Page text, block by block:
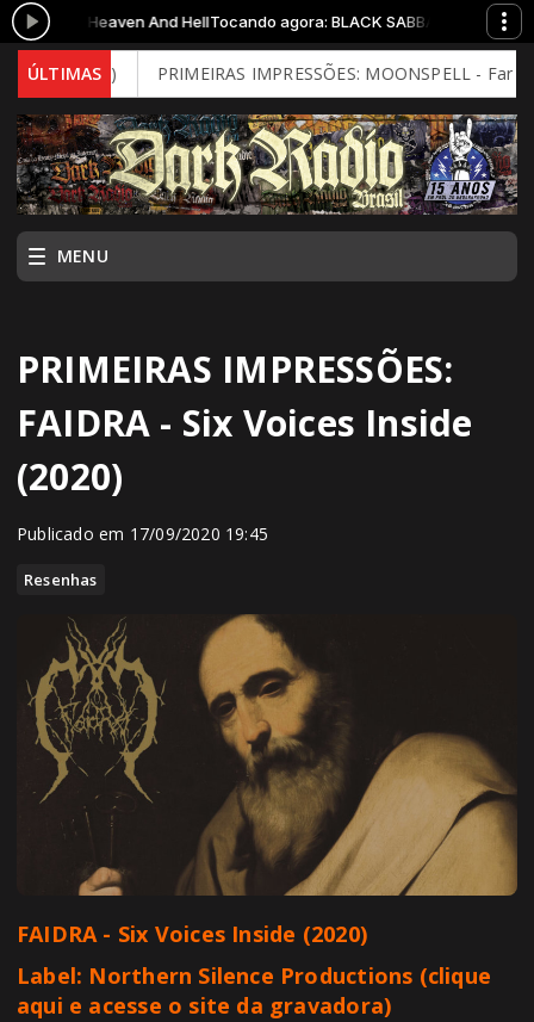
- Heaven And HellTocando agora: BLACK SABBATH - Heaven And
ÚLTIMASPRIMEIRAS IMPRESSÕES: MOONSPELL - Far From
MENU
PRIMEIRAS IMPRESSÕES:
FAIDRA - Six Voices Inside
(2020)
Publicado em 17/09/2020 19:45
Resenhas
FAIDRA - Six Voices Inside (2020)
Label: Northern Silence Productions (clique
aqui e acesse o site da gravadora)